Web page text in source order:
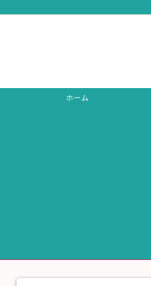
ホーム